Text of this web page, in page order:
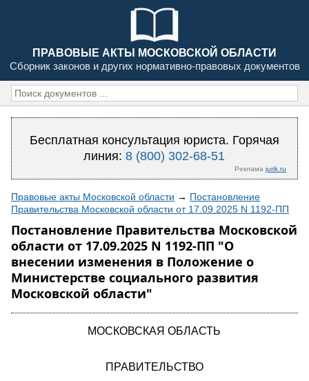
ПРАВОВЫЕ АКТЫ МОСКОВСКОЙ ОБЛАСТИ
Сборник законов и других нормативно-правовых документов
Бесплатная консультация юриста. Горячая
линия:8 (800) 302-68-51
Реклама jurik.ru
Правовые акты Московской области → Постановление
Правительства Московской области от 17.09.2025 N 1192-ПП
Постановление Правительства Московской
области от 17.09.2025 N 1192-ПП "О
внесении изменения в Положение о
Министерстве социального развития
Московской области"
МОСКОВСКАЯ ОБЛАСТЬ
ПРАВИТЕЛЬСТВО